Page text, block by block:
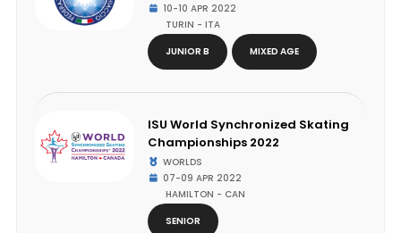
10-10 APR 2022
TURIN - ITA
JUNIOR B
MIXED AGE
ISU World Synchronized Skating
Championships 2022
WORLDS
07-09 APR 2022
HAMILTON - CAN
SENIOR